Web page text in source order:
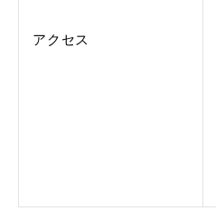
アクセス